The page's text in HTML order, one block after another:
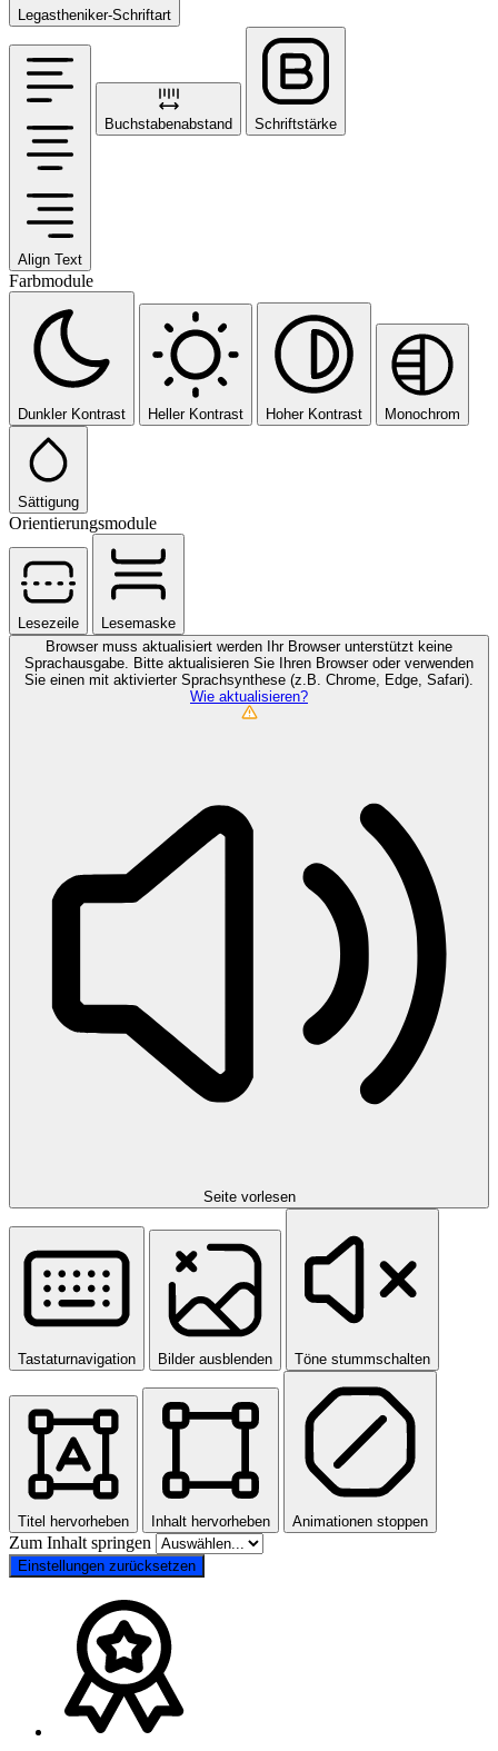
Legastheniker-Schriftart
Align Text
Buchstabenabstand Schriftstärke
Farbmodule
Dunkler Kontrast Heller Kontrast Hoher Kontrast Monochrom
Sättigung
Orientierungsmodule
Lesezeile
Lesemaske
Browser muss aktualisiert werden
Ihr Browser unterstützt keine
Sprachausgabe. Bitte aktualisieren Sie Ihren Browser oder verwenden
Sie einen mit aktivierter Sprachsynthese (z.B. Chrome, Edge, Safari).
Wie aktualisieren?
Seite vorlesen
Tastaturnavigation Bilder ausblenden Töne stummschalten
Titel hervorheben Inhalt hervorheben Animationen stoppen
Zum Inhalt springen
Einstellungen zurücksetzen